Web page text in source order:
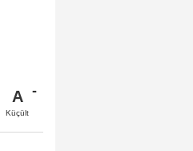
A
Küçült